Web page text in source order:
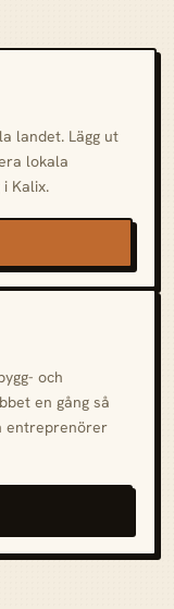
landet. Lägg ut
lokala
Kalix.
och
en gång så
entreprenörer